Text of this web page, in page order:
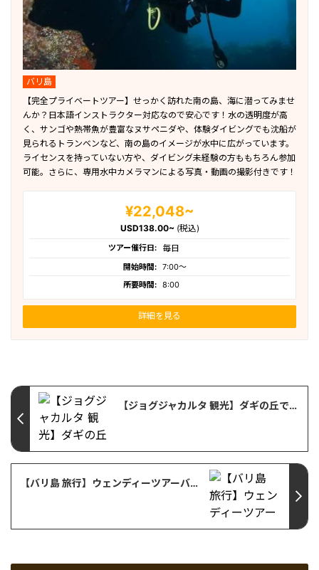
バリ島
【完全プライベートツアー】せっかく訪れた南の島、海に潜ってみませ
んか？日本語インストラクター対応なので安心です！水の透明度が高
く、サンゴや熱帯魚が豊富なヌサペニダや、体験ダイビングでも沈船が
見られるトランベンなど、南の島のイメージが水中に広がっています。
ライセンスを持っていない方や、ダイビング未経験の方ももちろん参加
可能。さらに、専用水中カメラマンによる写真・動画の撮影付きです！
¥22,048~
USD138.00~ (税込)
ツアー催行日: 毎日
開始時間: 7:00〜
所要時間: 8:00
詳細を見る
【ジョグジャカルタ 観光】ダギの丘で出会う、幻想的なサンライズ！
【バリ島 旅行】ウェンディーツアーバリ島支店のオフィスが新しくなりました！